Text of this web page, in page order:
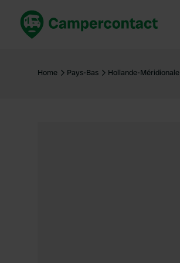
France
Home Pays-Bas Hollande-Méridionale